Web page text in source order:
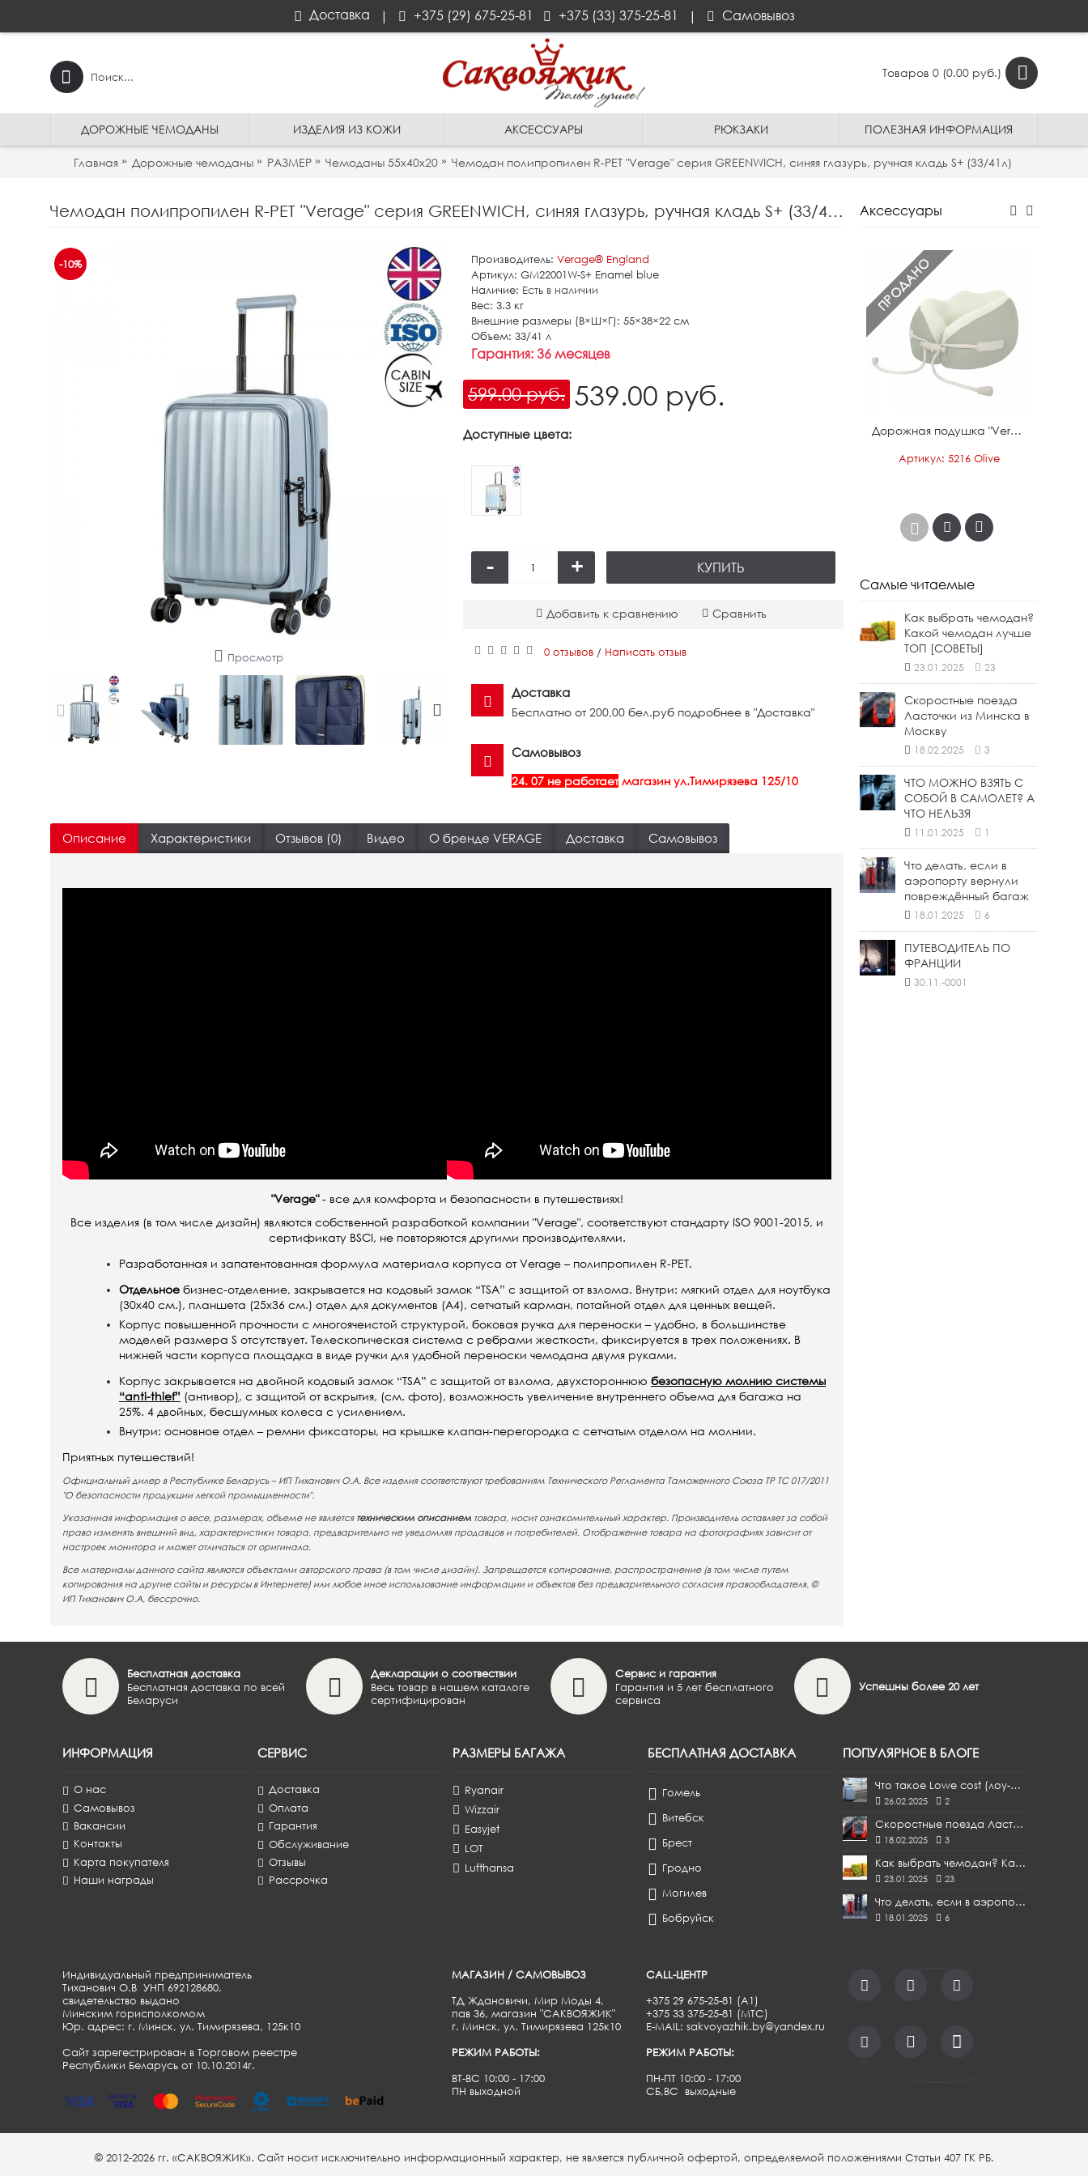
Доставка | +375 (29) 675-25-81 +375 (33) 375-25-81 | Самовывоз
Товаров 0 (0.00 руб.)
ДОРОЖНЫЕ ЧЕМОДАНЫ ИЗДЕЛИЯ ИЗ КОЖИ АКСЕССУАРЫ РЮКЗАКИ ПОЛЕЗНАЯ ИНФОРМАЦИЯ
Главная Дорожные чемоданы РАЗМЕР Чемоданы 55x40x20 Чемодан полипропилен R-PET "Verage" серия GREENWICH, синяя глазурь, ручная кладь S+ (33/41л)
Аксессуары
ПРОДАНО
Дорожная подушка "Verage" оливковый
Артикул: 5216 Olive
Самые читаемые
Как выбрать чемодан?
Какой чемодан лучше
ТОП [СОВЕТЫ]
23.01.2025 23
Скоростные поезда
Ласточки из Минска в
Москву
18.02.2025 3
ЧТО МОЖНО ВЗЯТЬ С
СОБОЙ В САМОЛЕТ? А
ЧТО НЕЛЬЗЯ
11.01.2025 1
Что делать, если в
аэропорту вернули
повреждённый багаж
18.01.2025 6
ПУТЕВОДИТЕЛЬ ПО
ФРАНЦИИ
30.11.-0001
Чемодан полипропилен R-PET "Verage" серия GREENWICH, синяя глазурь, ручная кладь S+ (33/41л)
-10%
Просмотр
Производитель: Verage®️ England
Артикул: GM22001W-S+ Enamel blue
Наличие: Есть в наличии
Вес: 3.3 кг
Внешние размеры (В×Ш×Г): 55×38×22 см
Объем: 33/41 л
Гарантия: 36 месяцев
599.00 руб. 539.00 руб.
Доступные цвета:
- + КУПИТЬ
Добавить к сравнению Сравнить
0 отзывов / Написать отзыв
Доставка
Бесплатно от 200,00 бел.руб подробнее в "Доставка"
Самовывоз
24. 07 не работает магазин ул.Тимирязева 125/10
Описание Характеристики Отзывов (0) Видео О бренде VERAGE Доставка Самовывоз
"Verage"- все для комфорта и безопасности в путешествиях!
Все изделия (в том числе дизайн) являются собственной разработкой компании "Verage", соответствуют стандарту ISO 9001-2015, и
сертификату BSCI, не повторяются другими производителями.
Разработанная и запатентованная формула материала корпуса от Verage – полипропилен R-PET.
Отдельное бизнес-отделение, закрывается на кодовый замок “TSA” с защитой от взлома. Внутри: мягкий отдел для ноутбука
(30х40 см.), планшета (25х36 см.) отдел для документов (А4), сетчатый карман, потайной отдел для ценных вещей.
Корпус повышенной прочности с многоячеистой структурой, боковая ручка для переноски – удобно, в большинстве
моделей размера S отсутствует. Телескопическая система с ребрами жесткости, фиксируется в трех положениях. В
нижней части корпуса площадка в виде ручки для удобной переноски чемодана двумя руками.
Корпус закрывается на двойной кодовый замок “TSA” с защитой от взлома, двухстороннюю безопасную молнию системы
“anti-thief” (антивор), с защитой от вскрытия, (см. фото), возможность увеличение внутреннего объема для багажа на
25%. 4 двойных, бесшумных колеса с усилением.
Внутри: основное отдел – ремни фиксаторы, на крышке клапан-перегородка с сетчатым отделом на молнии.
Приятных путешествий!
Официальный дилер в Республикe Беларусь – ИП Тиханович О.А. Все изделия соответствуют требованиям Технического Регламента Таможенного Союза ТР ТС 017/2011
"О безопасности продукции легкой промышленности".
Указанная информация о весе, размерах, объеме не является техническим описанием товара, носит ознакомительный характер. Производитель оставляет за собой
право изменять внешний вид, характеристики товара, предварительно не уведомляя продавцов и потребителей. Отображение товара на фотографиях зависит от
настроек монитора и может отличаться от оригинала.
Все материалы данного сайта являются объектами авторского права (в том числе дизайн). Запрещается копирование, распространение (в том числе путем
копирования на другие сайты и ресурсы в Интернете) или любое иное использование информации и объектов без предварительного согласия правообладателя. ©
ИП Тиханович О.А, бессрочно.
Бесплатная доставка
Бесплатная доставка по всей
Беларуси
Декларации о соотвествии
Весь товар в нашем каталоге
сертифицирован
Сервис и гарантия
Гарантия и 5 лет бесплатного
сервиса
Успешны более 20 лет
ИНФОРМАЦИЯ
О нас
Самовывоз
Вакансии
Контакты
Карта покупателя
Наши награды
СЕРВИС
Доставка
Оплата
Гарантия
Обслуживание
Отзывы
Рассрочка
РАЗМЕРЫ БАГАЖА
Ryanair
Wizzair
Easyjet
LOT
Lufthansa
БЕСПЛАТНАЯ ДОСТАВКА
Гомель
Витебск
Брест
Гродно
Могилев
Бобруйск
ПОПУЛЯРНОЕ В БЛОГЕ
Что такое Lowe cost (лоу-кост)?
26.02.2025 2
Скоростные поезда Ласточки из Минска в Москву
18.02.2025 3
Как выбрать чемодан? Какой чемодан лучше ТОП [СОВЕТЫ]
23.01.2025 23
Что делать, если в аэропорту вернули повреждённый багаж
18.01.2025 6
Индивидуальный предприниматель
Тиханович О.В УНП 692128680,
свидетельство выдано
Минским горисполкомом
Юр. адрес: г. Минск, ул. Тимирязева, 125к10
Сайт зарегестрирован в Торговом реестре
Республики Беларусь от 10.10.2014г.
МАГАЗИН / САМОВЫВОЗ
ТД Ждановичи, Мир Моды 4,
пав 36, магазин "САКВОЯЖИК"
г. Минск, ул. Тимирязева 125к10
РЕЖИМ РАБОТЫ:
ВТ-ВС 10:00 - 17:00
ПН выходной
CALL-ЦЕНТР
+375 29 675-25-81 (A1)
+375 33 375-25-81 (МТС)
E-MAIL: sakvoyazhik.by@yandex.ru
РЕЖИМ РАБОТЫ:
ПН-ПТ 10:00 - 17:00
СБ,ВС выходные
© 2012-2026 гг. «САКВОЯЖИК». Cайт носит исключительно информационный характер, не является публичной офертой, определяемой положениями Статьи 407 ГК РБ.